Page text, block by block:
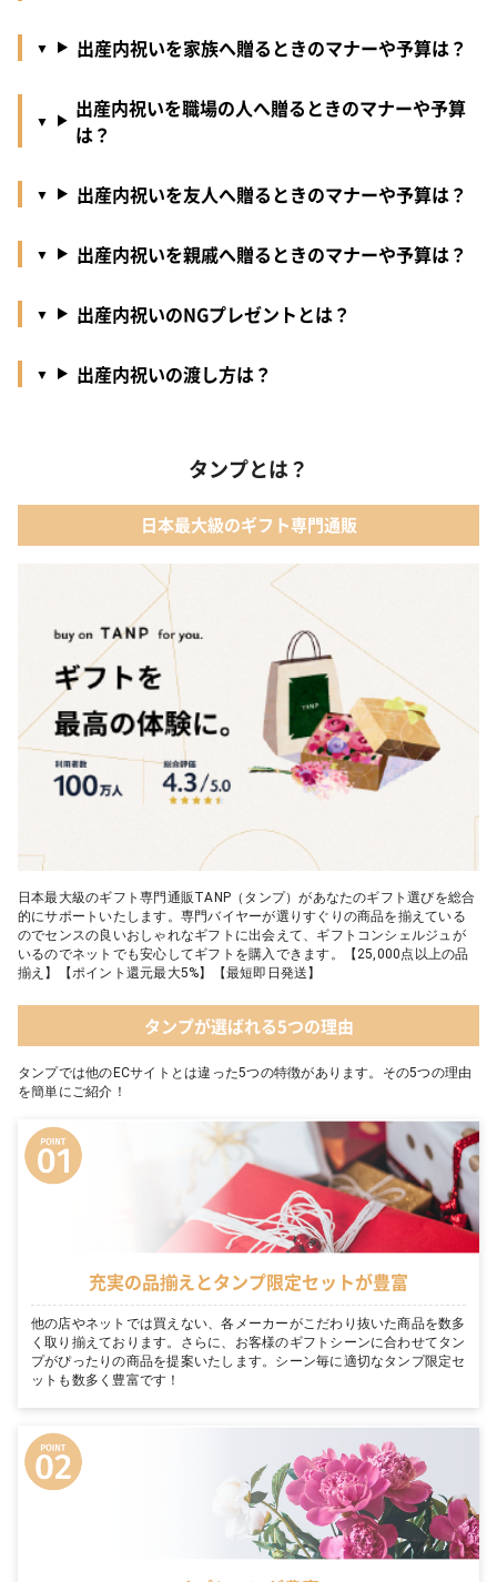
出産内祝いを家族へ贈るときのマナーや予算は？
出産内祝いを職場の人へ贈るときのマナーや予算
は？
出産内祝いを友人へ贈るときのマナーや予算は？
出産内祝いを親戚へ贈るときのマナーや予算は？
出産内祝いのNGプレゼントとは？
出産内祝いの渡し方は？
タンプとは？
日本最大級のギフト専門通販
日本最大級のギフト専門通販TANP（タンプ）があなたのギフト選びを総合
的にサポートいたします。専門バイヤーが選りすぐりの商品を揃えている
のでセンスの良いおしゃれなギフトに出会えて、ギフトコンシェルジュが
いるのでネットでも安心してギフトを購入できます。【25,000点以上の品
揃え】【ポイント還元最大5%】【最短即日発送】
タンプが選ばれる5つの理由
タンプでは他のECサイトとは違った5つの特徴があります。その5つの理由
を簡単にご紹介！
充実の品揃えとタンプ限定セットが豊富
他の店やネットでは買えない、各メーカーがこだわり抜いた商品を数多
く取り揃えております。さらに、お客様のギフトシーンに合わせてタン
プがぴったりの商品を提案いたします。シーン毎に適切なタンプ限定セ
ットも数多く豊富です！